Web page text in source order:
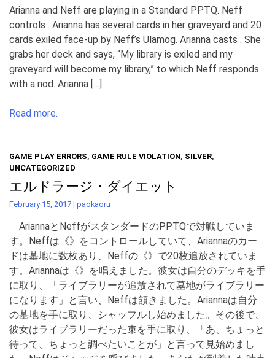
Arianna and Neff are playing in a Standard PPTQ. Neff
controls . Arianna has several cards in her graveyard and 20
cards exiled face-up by Neff’s Ulamog. Arianna casts . She
grabs her deck and says, “My library is exiled and my
graveyard will become my library,” to which Neff responds
with a nod. Arianna […]
Read more.
GAME PLAY ERRORS, GAME RULE VIOLATION, SILVER,
UNCATEGORIZED
エルドラージ・ダイエット
February 15, 2017 | paokaoru
AriannaとNeffがスタンダードのPPTQで対戦していま
す。Neffは《》をコントロールしていて、Ariannaのカー
ドは墓地に数枚あり、Neffの《》で20枚追放されていま
す。Ariannaは《》を唱えました。彼女は自分のデッキを手
に取り、「ライブラリーが追放されて墓地がライブラリー
になります」と言い、Neffは頷きました。Ariannaは自分
の墓地を手に取り、シャッフルし始めました。その後で、
彼女はライブラリーだった束を手に取り、「あ、ちょっと
待って、ちょっと調べたいことが」と言って見始めまし